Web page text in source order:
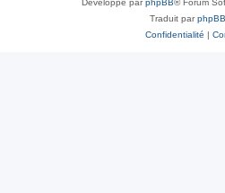
Développé parphpBB® Forum
Traduit par
Confidentialité |